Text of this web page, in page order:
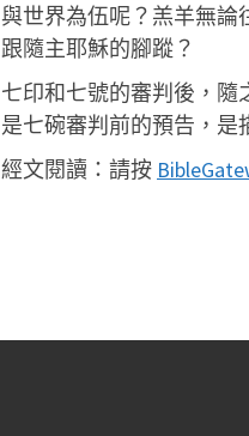
與世界為伍呢？羔羊無論
跟隨主耶穌的腳蹤？
七印和七號的審判後，隨
是七碗審判前的預告，是
經文閱讀： 請按